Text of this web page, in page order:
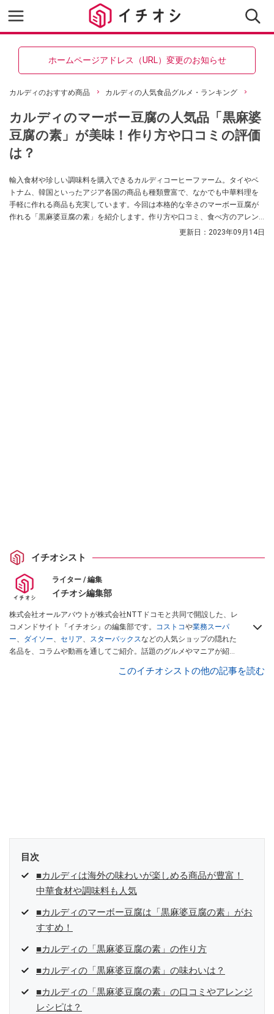
ホームページアドレス（URL）変更のお知らせ
カルディのおすすめ商品 カルディの人気食品グルメ・ランキング
カルディのマーボー豆腐の人気品「黒麻婆
豆腐の素」が美味！作り方や口コミの評価
は？
輸入食材や珍しい調味料を購入できるカルディコーヒーファーム。タイやベ
トナム、韓国といったアジア各国の商品も種類豊富で、なかでも中華料理を
手軽に作れる商品も充実しています。今回は本格的な辛さのマーボー豆腐が
作れる「黒麻婆豆腐の素」を紹介します。作り方や口コミ、食べ方のアレン
ジ、あわせてカルディで買えるその他のマーボー豆腐の素の種類についても
更新日： 2023年09月14日
イチオシスト
ライター / 編集
イチオシ編集部
株式会社オールアバウトが株式会社NTTドコモと共同で開設した、レ
コメンドサイト『イチオシ』の編集部です。 コストコや業務スーパ
ー、 ダイソー、 セリア、 スターバックスなどの人気ショップの隠れた
名品を、コラムや動画を通してご紹介。話題のグルメやマニアが紹介
インフルエンサーが実際に使用してレビューしています。毎日トレン
このイチオシストの他の記事を読む
目次
■カルディは海外の味わいが楽しめる商品が豊富！
中華食材や調味料も人気
■カルディのマーボー豆腐は「黒麻婆豆腐の素」がお
すすめ！
■カルディの「黒麻婆豆腐の素」の作り方
■カルディの「黒麻婆豆腐の素」の味わいは？
■カルディの「黒麻婆豆腐の素」の口コミやアレンジ
レシピは？